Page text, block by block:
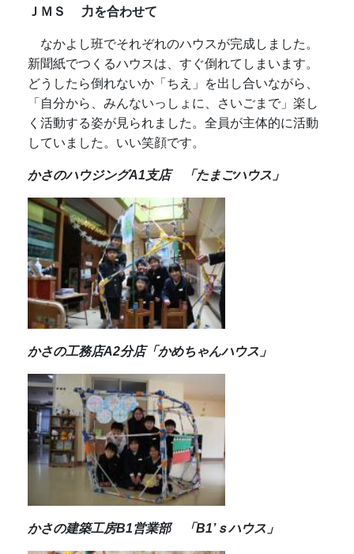
ＪＭＳ 力を合わせて
なかよし班でそれぞれのハウスが完成しました。
新聞紙でつくるハウスは、すぐ倒れてしまいます。
どうしたら倒れないか「ちえ」を出し合いながら、
「自分から、みんないっしょに、さいごまで」楽し
く活動する姿が見られました。全員が主体的に活動
していました。いい笑顔です。
かさのハウジングA1支店 「たまごハウス」
かさの工務店A2分店「かめちゃんハウス」
かさの建築工房B1営業部 「B1’ｓハウス」